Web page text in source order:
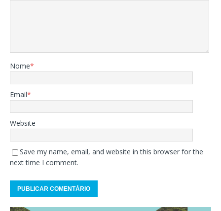
Nome*
Email*
Website
Save my name, email, and website in this browser for the
next time I comment.